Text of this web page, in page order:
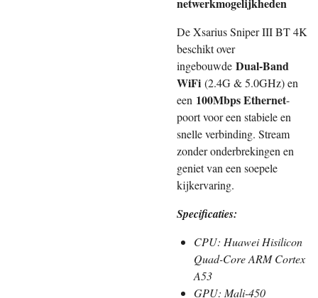
De Xsarius Sniper III BT 4K
beschikt over
ingebouwde Dual-Band
WiFi (2.4G & 5.0GHz) en
een 100Mbps Ethernet-
poort voor een stabiele en
snelle verbinding. Stream
zonder onderbrekingen en
geniet van een soepele
kijkervaring.
Specificaties:
CPU: Huawei Hisilicon
Quad-Core ARM Cortex
A53
GPU: Mali-450